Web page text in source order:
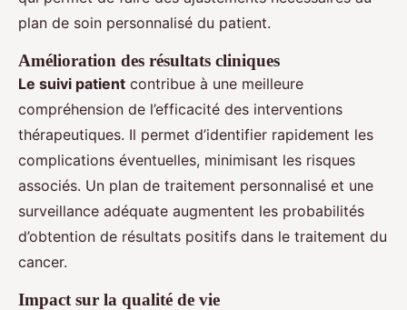
plan de soin personnalisé du patient.
Amélioration des résultats cliniques
Le suivi patient contribue à une meilleure
compréhension de l’efficacité des interventions
thérapeutiques. Il permet d’identifier rapidement les
complications éventuelles, minimisant les risques
associés. Un plan de traitement personnalisé et une
surveillance adéquate augmentent les probabilités
d’obtention de résultats positifs dans le traitement du
cancer.
Impact sur la qualité de vie